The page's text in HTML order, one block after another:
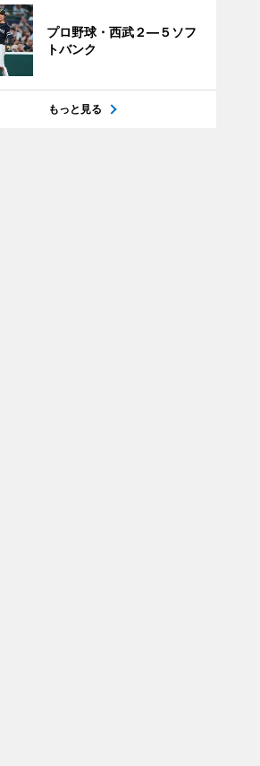
プロ野球・西武２―５ソフ
トバンク
もっと見る